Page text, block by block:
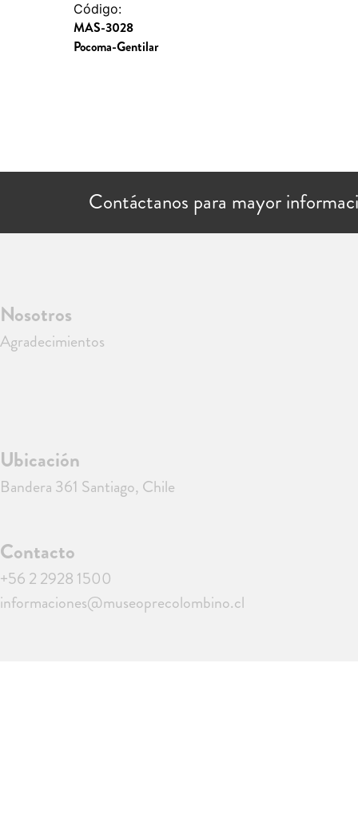
Código:
MAS-3028
Pocoma-Gentilar
Contáctanos para mayor
Nosotros
Agradecimientos
Ubicación
Bandera 361 Santiago, Chile
Contacto
+56 2 2928 1500
informaciones@museoprecolombino.cl